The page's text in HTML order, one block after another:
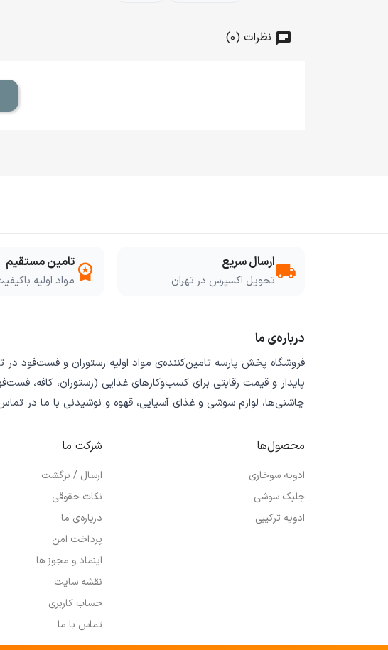
نظرات (0)
local_shippingارسال سریع
تحویل اکسپرس در تهران workspace_premium تامین مستقیم
مواد اولیه
درباره‌ی ما
فروشگاه پخش پارسه تامین‌کننده‌ی مواد اولیه رستوران و فست‌فود در
پایدار و قیمت رقابتی برای کسب‌وکارهای غذایی (رستوران، کافه،
چاشنی‌ها، لوازم سوشی و غذای آسیایی، قهوه و نوشیدنی با ما در
محصول‌ها
ادویه سوخاری
جلبک سوشی
ادویه ترکیبی
شرکت ما
ارسال / برگشت
نکات حقوقی
درباره‌ی ما
پرداخت امن
اینماد و مجوز ها
نقشه سایت
حساب کاربری
تماس با ما